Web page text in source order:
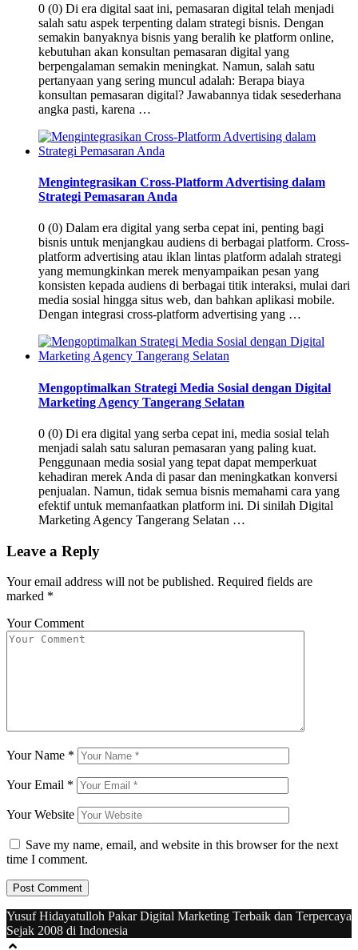
0 (0) Di era digital saat ini, pemasaran digital telah menjadi
salah satu aspek terpenting dalam strategi bisnis. Dengan
semakin banyaknya bisnis yang beralih ke platform online,
kebutuhan akan konsultan pemasaran digital yang
berpengalaman semakin meningkat. Namun, salah satu
pertanyaan yang sering muncul adalah: Berapa biaya
konsultan pemasaran digital? Jawabannya tidak sesederhana
angka pasti, karena …
Mengintegrasikan Cross-Platform Advertising dalam
Strategi Pemasaran Anda
0 (0) Dalam era digital yang serba cepat ini, penting bagi
bisnis untuk menjangkau audiens di berbagai platform. Cross-
platform advertising atau iklan lintas platform adalah strategi
yang memungkinkan merek menyampaikan pesan yang
konsisten kepada audiens di berbagai titik interaksi, mulai dari
media sosial hingga situs web, dan bahkan aplikasi mobile.
Dengan integrasi cross-platform advertising yang …
Mengoptimalkan Strategi Media Sosial dengan Digital
Marketing Agency Tangerang Selatan
0 (0) Di era digital yang serba cepat ini, media sosial telah
menjadi salah satu saluran pemasaran yang paling kuat.
Penggunaan media sosial yang tepat dapat memperkuat
kehadiran merek Anda di pasar dan meningkatkan konversi
penjualan. Namun, tidak semua bisnis memahami cara yang
efektif untuk memanfaatkan platform ini. Di sinilah Digital
Marketing Agency Tangerang Selatan …
Leave a Reply
Your email address will not be published. Required fields are
marked *
Your Comment
Your Name *
Your Email *
Your Website
Save my name, email, and website in this browser for the next
time I comment.
Yusuf Hidayatulloh Pakar Digital Marketing Terbaik dan Terpercaya
Sejak 2008 di Indonesia